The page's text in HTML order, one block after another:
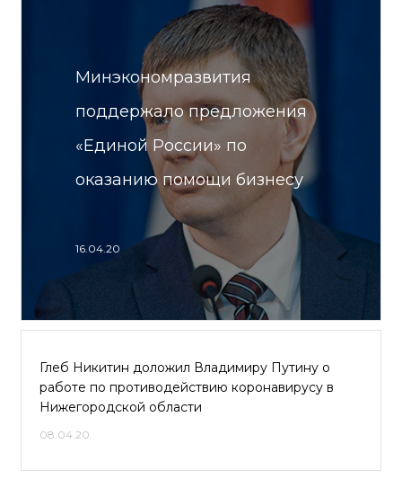
Минэкономразвития
поддержало предложения
«Единой России» по
оказанию помощи бизнесу
16.04.20
Глеб Никитин доложил Владимиру Путину о
работе по противодействию коронавирусу в
Нижегородской области
08.04.20